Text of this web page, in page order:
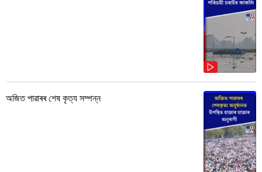
অজিত পাৱাৰৰ শেষ কৃত্য সম্পন্ন